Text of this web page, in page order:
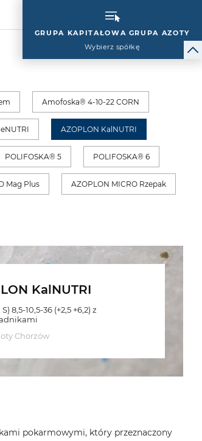
GRUPA KAPITAŁOWA GRUPA AZOTY
Wybierz spółkę
Amofoska® 4-10-22 CORN
AZOPLON KalNUTRI
POLIFOSKA® 5 POLIFOSKA® 6
Mag Plus AZOPLON MICRO Rzepak
KalNUTRI
8,5-10,5-36 (+2,5 +6,2) z
Chorzów
pokarmowymi, który przeznaczony